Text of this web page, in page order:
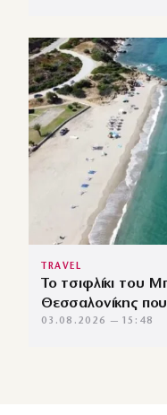
TRAVEL
Το τσιφλίκι του
Θεσσαλονίκης
03.08.2026 — 15:48